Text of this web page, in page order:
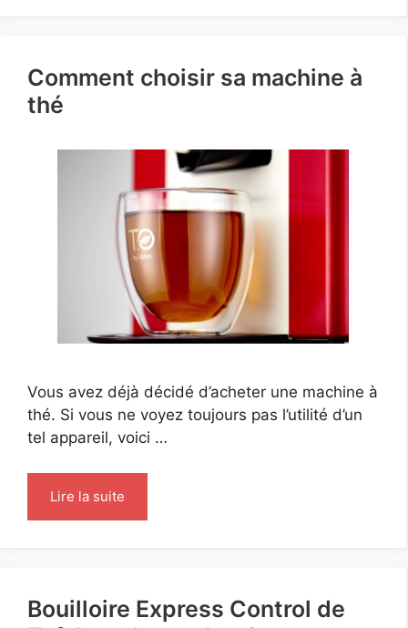
Comment choisir sa machine à
thé
Vous avez déjà décidé d’acheter une machine à
thé. Si vous ne voyez toujours pas l’utilité d’un
tel appareil, voici …
Lire la suite
Bouilloire Express Control de